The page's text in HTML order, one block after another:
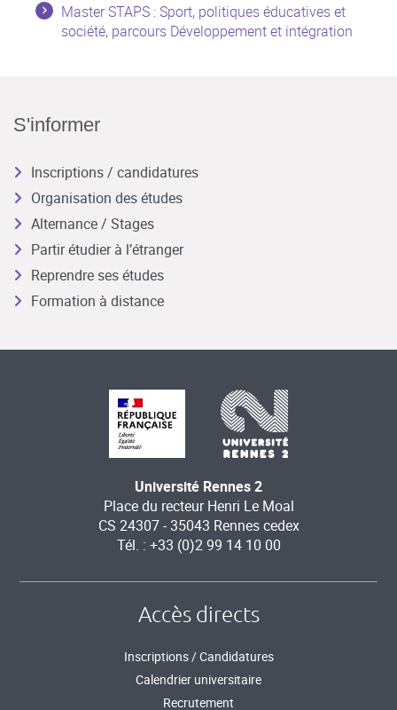
Master STAPS : Sport, politiques éducatives et
société, parcours Développement et intégration
S'informer
Inscriptions / candidatures
Organisation des études
Alternance / Stages
Partir étudier à l’étranger
Reprendre ses études
Formation à distance
Université Rennes 2
Place du recteur Henri Le Moal
CS 24307 - 35043 Rennes cedex
Tél. : +33 (0)2 99 14 10 00
Accès directs
Inscriptions / Candidatures
Calendrier universitaire
Recrutement